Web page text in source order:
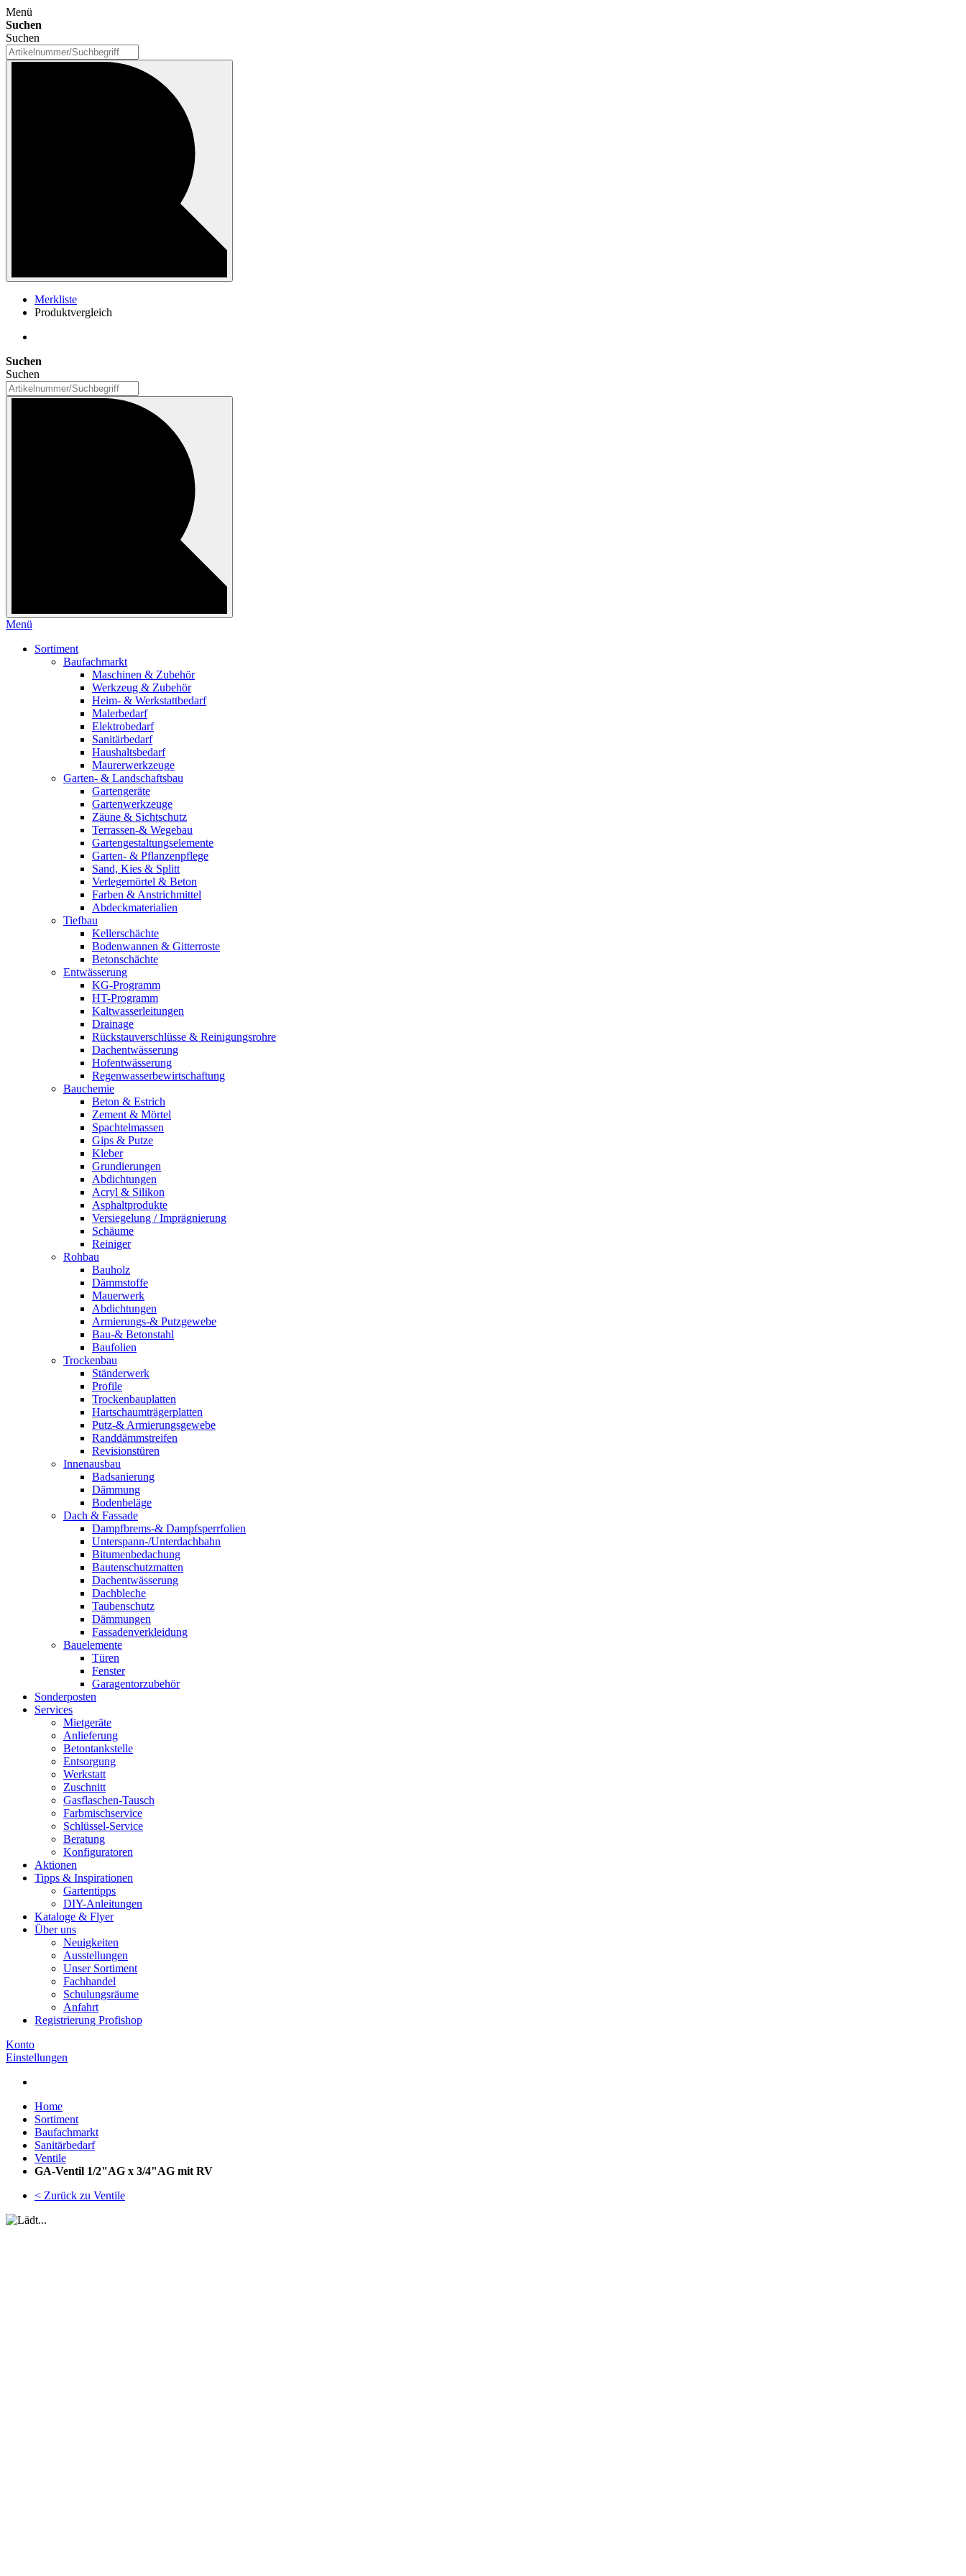
Menü
Suchen
Suchen
Merkliste
Produktvergleich
Suchen
Suchen
Menü
Sortiment
Baufachmarkt
Maschinen & Zubehör
Werkzeug & Zubehör
Heim- & Werkstattbedarf
Malerbedarf
Elektrobedarf
Sanitärbedarf
Haushaltsbedarf
Maurerwerkzeuge
Garten- & Landschaftsbau
Gartengeräte
Gartenwerkzeuge
Zäune & Sichtschutz
Terrassen-& Wegebau
Gartengestaltungselemente
Garten- & Pflanzenpflege
Sand, Kies & Splitt
Verlegemörtel & Beton
Farben & Anstrichmittel
Abdeckmaterialien
Tiefbau
Kellerschächte
Bodenwannen & Gitterroste
Betonschächte
Entwässerung
KG-Programm
HT-Programm
Kaltwasserleitungen
Drainage
Rückstauverschlüsse & Reinigungsrohre
Dachentwässerung
Hofentwässerung
Regenwasserbewirtschaftung
Bauchemie
Beton & Estrich
Zement & Mörtel
Spachtelmassen
Gips & Putze
Kleber
Grundierungen
Abdichtungen
Acryl & Silikon
Asphaltprodukte
Versiegelung / Imprägnierung
Schäume
Reiniger
Rohbau
Bauholz
Dämmstoffe
Mauerwerk
Abdichtungen
Armierungs-& Putzgewebe
Bau-& Betonstahl
Baufolien
Trockenbau
Ständerwerk
Profile
Trockenbauplatten
Hartschaumträgerplatten
Putz-& Armierungsgewebe
Randdämmstreifen
Revisionstüren
Innenausbau
Badsanierung
Dämmung
Bodenbeläge
Dach & Fassade
Dampfbrems-& Dampfsperrfolien
Unterspann-/Unterdachbahn
Bitumenbedachung
Bautenschutzmatten
Dachentwässerung
Dachbleche
Taubenschutz
Dämmungen
Fassadenverkleidung
Bauelemente
Türen
Fenster
Garagentorzubehör
Sonderposten
Services
Mietgeräte
Anlieferung
Betontankstelle
Entsorgung
Werkstatt
Zuschnitt
Gasflaschen-Tausch
Farbmischservice
Schlüssel-Service
Beratung
Konfiguratoren
Aktionen
Tipps & Inspirationen
Gartentipps
DIY-Anleitungen
Kataloge & Flyer
Über uns
Neuigkeiten
Ausstellungen
Unser Sortiment
Fachhandel
Schulungsräume
Anfahrt
Registrierung Profishop
Konto
Einstellungen
Home
Sortiment
Baufachmarkt
Sanitärbedarf
Ventile
GA-Ventil 1/2"AG x 3/4"AG mit RV
< Zurück zu Ventile